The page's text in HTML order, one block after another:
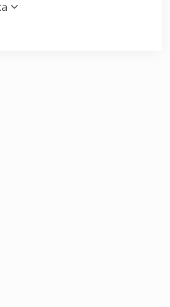
qo‘mondoni, general-
viloyatida jinoyat sodir
gvardiya tizimida faoliyat
bo‘yicha o‘quv yig‘ini
harbiy akademik
ishlarini olib bordi
konferensiyasi tashkil
va Buxoro
siyosatiga oid ustuvor
Qoʻl jangi
hamda zamon
// “Kitobxon harbiy
shaxs qo‘lga olindi / /
Milliy gvardiyada
va Vatan himoyachilari
Vatan himoyachilari kuni
Milliy gvardiya Markaziy
Prezidentining
va huquqni
kengaytirilgan
markazi faoliyati bilan
megapolislari andozasi